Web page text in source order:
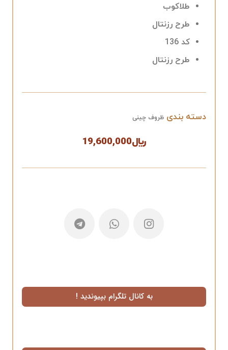
طلاکوب
طرح رزنتال
کد 136
طرح رزنتال
دسته بندی ظروف چینی
﷼19,600,000
به کانال تلگرام بپیوندید !